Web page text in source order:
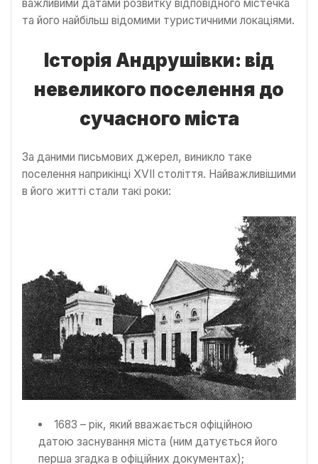
важливими датами розвитку відповідного містечка
та його найбільш відомими туристичними локаціями.
Історія Андрушівки: від
невеликого поселення до
сучасного міста
За даними письмових джерел, виникло таке
поселення наприкінці XVII століття. Найважливішими
в його житті стали такі роки:
1683 – рік, який вважається офіційною
датою заснування міста (ним датується його
перша згадка в офіційних документах);